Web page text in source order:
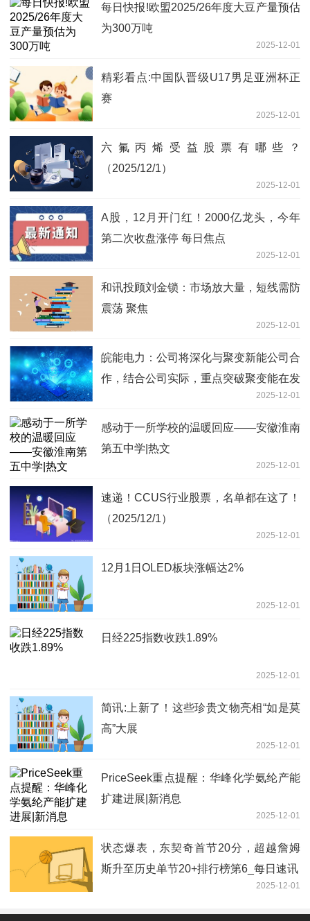
每日快报!欧盟2025/26年度大豆产量预估
为300万吨
2025-12-01
精彩看点:中国队晋级U17男足亚洲杯正
赛
2025-12-01
六氟丙烯受益股票有哪些？
（2025/12/1）
2025-12-01
A股，12月开门红！2000亿龙头，今年
第二次收盘涨停 每日焦点
2025-12-01
和讯投顾刘金锁：市场放大量，短线需防
震荡 聚焦
2025-12-01
皖能电力：公司将深化与聚变新能公司合
作，结合公司实际，重点突破聚变能在发
电领域技术场景化落地，积极推动聚变能
商业化应用_动态焦点
2025-12-01
感动于一所学校的温暖回应——安徽淮南
第五中学|热文
2025-12-01
速递！CCUS行业股票，名单都在这了！
（2025/12/1）
2025-12-01
12月1日OLED板块涨幅达2%
2025-12-01
日经225指数收跌1.89%
2025-12-01
简讯:上新了！这些珍贵文物亮相“如是莫
高”大展
2025-12-01
PriceSeek重点提醒：华峰化学氨纶产能
扩建进展|新消息
2025-12-01
状态爆表，东契奇首节20分，超越詹姆
斯升至历史单节20+排行榜第6_每日速讯
2025-12-01